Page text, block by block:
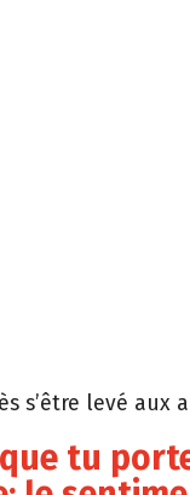
s’être levé aux
tu